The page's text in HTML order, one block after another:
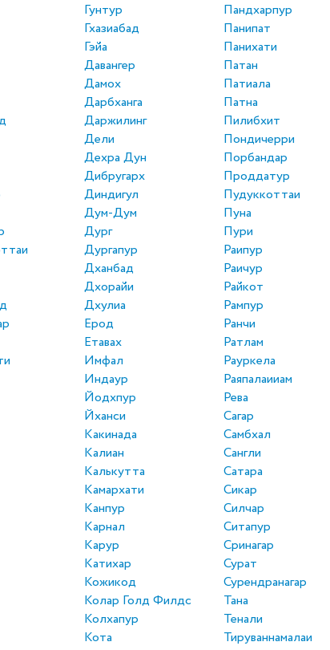
Гунтур
Гхазиабад
Гэйа
Давангер
Дамох
Дарбханга
Даржилинг
Дели
Дехра Дун
Дибругарх
Диндигул
Дум-Дум
Дург
Дургапур
Дханбад
Дхорайи
Дхулиа
Ерод
Етавах
Имфал
Индаур
Йодхпур
Йханси
Какинада
Калиан
Калькутта
Камархати
Канпур
Карнал
Карур
Катихар
Кожикод
Колар Голд Филдс
Колхапур
Кота
Пандхарпур
Панипат
Панихати
Патан
Патиала
Патна
Пилибхит
Пондичерри
Порбандар
Проддатур
Пудуккоттаи
Пуна
Пури
Раипур
Раичур
Райкот
Рампур
Ранчи
Ратлам
Рауркела
Раяпалаииам
Рева
Сагар
Самбхал
Сангли
Сатара
Сикар
Силчар
Ситапур
Сринагар
Сурат
Сурендранагар
Тана
Тенали
Тируваннамалаи